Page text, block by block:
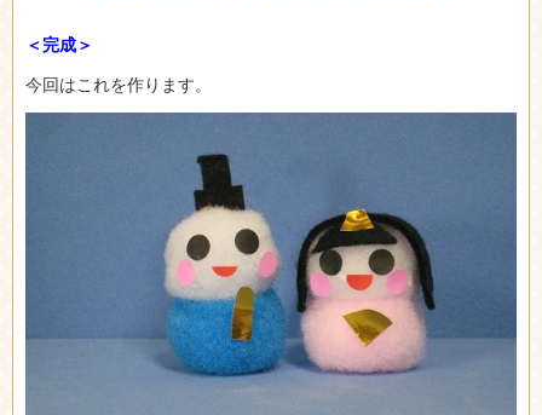
＜完成＞
今回はこれを作ります。